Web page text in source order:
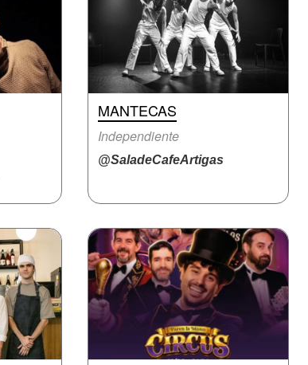
MANTECAS
Independiente
@SaladeCafeArtigas